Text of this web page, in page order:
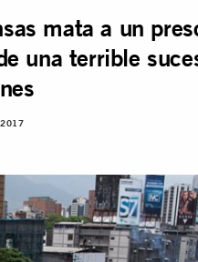
mata a un
una terrible